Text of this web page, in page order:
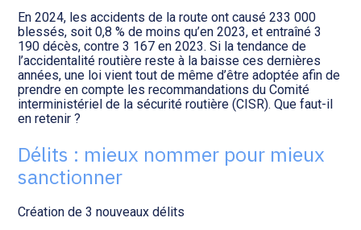
Procédures collectives
Transition numérique
WAIBI
Gérer vos ressources
humaines : SILAE
En 2024, les accidents de la route ont causé 233 000
blessés, soit 0,8 % de moins qu’en 2023, et entraîné 3
190 décès, contre 3 167 en 2023. Si la tendance de
l’accidentalité routière reste à la baisse ces dernières
années, une loi vient tout de même d’être adoptée afin de
prendre en compte les recommandations du Comité
interministériel de la sécurité routière (CISR). Que faut-il
en retenir ?
Délits : mieux nommer pour mieux
sanctionner
Création de 3 nouveaux délits